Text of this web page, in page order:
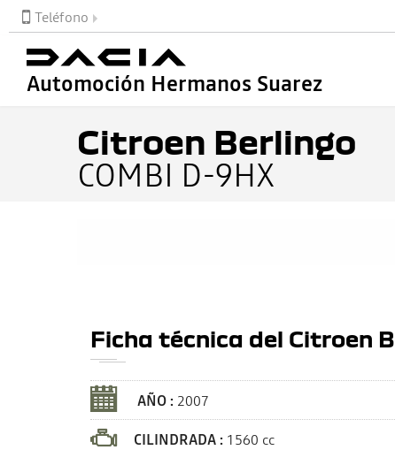
Teléfono
Automoción Hermanos Suarez
Citroen Berlingo
COMBI D-9HX
Ficha técnica del Citroen
AÑO : 2007
CILINDRADA : 1560 cc